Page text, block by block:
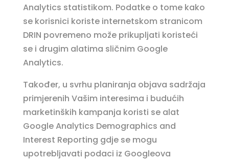
Analytics statistikom. Podatke o tome kako
se korisnici koriste internetskom stranicom
DRIN povremeno može prikupljati koristeći
se i drugim alatima sličnim Google
Analytics.
Također, u svrhu planiranja objava sadržaja
primjerenih Vašim interesima i budućih
marketinških kampanja koristi se alat
Google Analytics Demographics and
Interest Reporting gdje se mogu
upotrebljavati podaci iz Googleova